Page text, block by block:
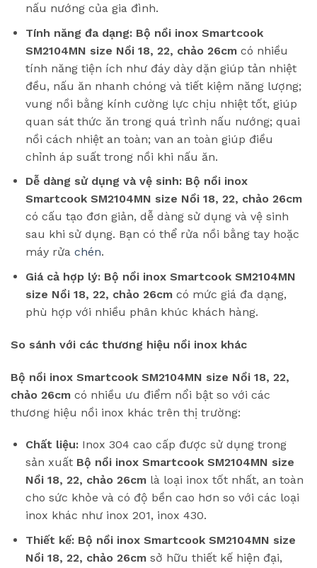
nấu nướng của gia đình.
Tính năng đa dạng: Bộ nồi inox Smartcook
SM2104MN size Nồi 18, 22, chảo 26cmcó nhiều
tính năng tiện ích như đáy dày dặn giúp tản nhiệt
đều, nấu ăn nhanh chóng và tiết kiệm năng lượng;
vung nồi bằng kính cường lực chịu nhiệt tốt, giúp
quan sát thức ăn trong quá trình nấu nướng; quai
nồi cách nhiệt an toàn; van an toàn giúp điều
chỉnh áp suất trong nồi khi nấu ăn.
Dễ dàng sử dụng và vệ sinh: Bộ nồi inox
Smartcook SM2104MN size Nồi 18, 22, chảo 26cm
có cấu tạo đơn giản, dễ dàng sử dụng và vệ sinh
sau khi sử dụng. Bạn có thể rửa nồi bằng tay hoặc
máy rửa chén.
Giá cả hợp lý: Bộ nồi inox Smartcook SM2104MN
size Nồi 18, 22, chảo 26cmcó mức giá đa dạng,
phù hợp với nhiều phân khúc khách hàng.
So sánh với các thương hiệu nồi inox khác
Bộ nồi inox Smartcook SM2104MN size Nồi 18, 22,
chảo 26cm có nhiều ưu điểm nổi bật so với các
thương hiệu nồi inox khác trên thị trường:
Chất liệu:Inox 304 cao cấp được sử dụng trong
sản xuất Bộ nồi inox Smartcook SM2104MN size
Nồi 18, 22, chảo 26cmlà loại inox tốt nhất, an toàn
cho sức khỏe và có độ bền cao hơn so với các loại
inox khác như inox 201, inox 430.
Thiết kế: Bộ nồi inox Smartcook SM2104MN size
Nồi 18, 22, chảo 26cmsở hữu thiết kế hiện đại,